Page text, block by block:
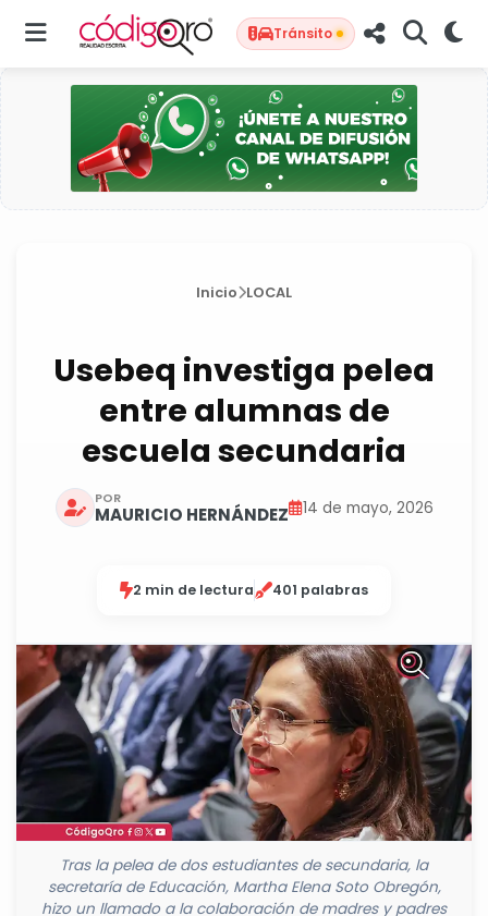
Tránsito
Inicio LOCAL
Usebeq investiga pelea
entre alumnas de
escuela secundaria
POR
MAURICIO HERNÁNDEZ 14 de mayo, 2026
2 min de lectura 401 palabras
Tras la pelea de dos estudiantes de secundaria, la
secretaría de Educación, Martha Elena Soto Obregón,
hizo un llamado a la colaboración de madres y padres